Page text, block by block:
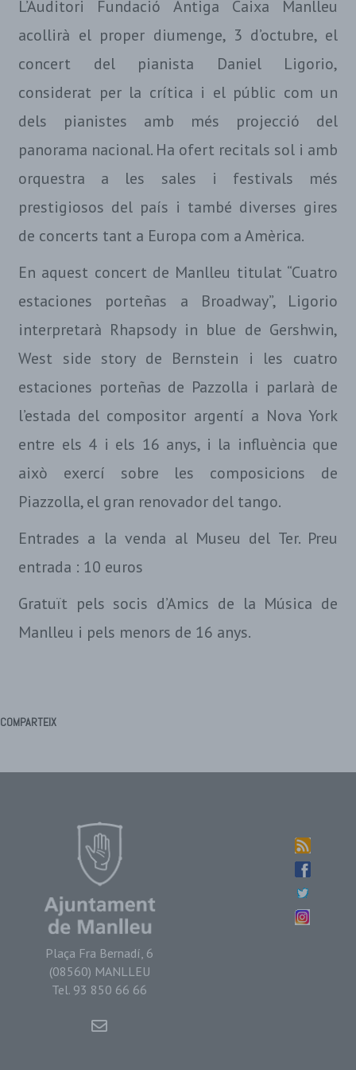
L’Auditori Fundació Antiga Caixa Manlleu
acollirà el proper diumenge, 3 d’octubre, el
concert del pianista Daniel Ligorio,
considerat per la crítica i el públic com un
dels pianistes amb més projecció del
panorama nacional. Ha ofert recitals sol i amb
orquestra a les sales i festivals més
prestigiosos del país i també diverses gires
de concerts tant a Europa com a Amèrica.
En aquest concert de Manlleu titulat “Cuatro
estaciones porteñas a Broadway”, Ligorio
interpretarà Rhapsody in blue de Gershwin,
West side story de Bernstein i les cuatro
estaciones porteñas de Pazzolla i parlarà de
l’estada del compositor argentí a Nova York
entre els 4 i els 16 anys, i la influència que
això exercí sobre les composicions de
Piazzolla, el gran renovador del tango.
Entrades a la venda al Museu del Ter. Preu
entrada : 10 euros
Gratuït pels socis d’Amics de la Música de
Manlleu i pels menors de 16 anys.
COMPARTEIX
Plaça Fra Bernadí, 6
(08560) MANLLEU
Tel. 93 850 66 66